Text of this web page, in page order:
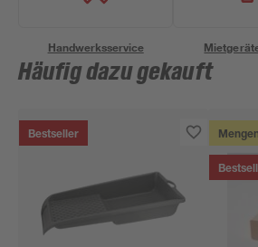
Handwerksservice
Häufig dazu gekauft
Bestseller